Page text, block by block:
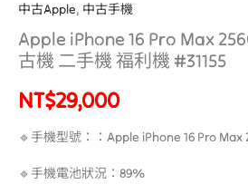
中古Apple, 中古手機
Apple iPhone 16 Pro Max
古機 二手機 福利機 #31155
NT$29,000
🔹手機型號：：Apple iPhone 16 Pro
🔹手機電池狀況：89%
福
利
機
#31155
數
量